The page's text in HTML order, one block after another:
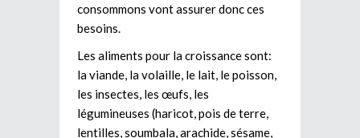
consommons vont assurer donc ces
besoins.
Les aliments pour la croissance sont:
la viande, la volaille, le lait, le poisson,
les insectes, les œufs, les
légumineuses (haricot, pois de terre,
lentilles, soumbala, arachide, sésame,